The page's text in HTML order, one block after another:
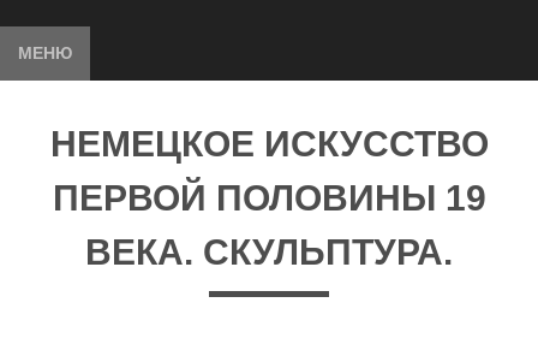
МЕНЮ
НЕМЕЦКОЕ ИСКУССТВО
ПЕРВОЙ ПОЛОВИНЫ 19
ВЕКА. СКУЛЬПТУРА.